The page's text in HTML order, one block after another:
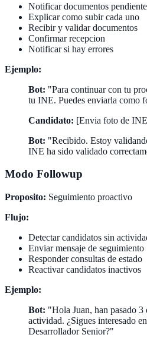
Notificar documentos
Explicar como subir cada uno
Recibir y validar documentos
Confirmar recepcion
Notificar si hay errores
Ejemplo:
Bot: "Para continuar con tu
tu INE. Puedes enviarla como
Candidato: [Envia foto de
Bot: "Recibido. Estoy
INE ha sido validado
Modo Followup
Proposito: Seguimiento proactivo
Flujo:
Detectar candidatos sin
Enviar mensaje de seguimiento
Responder consultas de estado
Reactivar candidatos inactivos
Ejemplo:
Bot: "Hola Juan, han pasado 3
actividad. ¿Sigues interesado
Desarrollador Senior?"